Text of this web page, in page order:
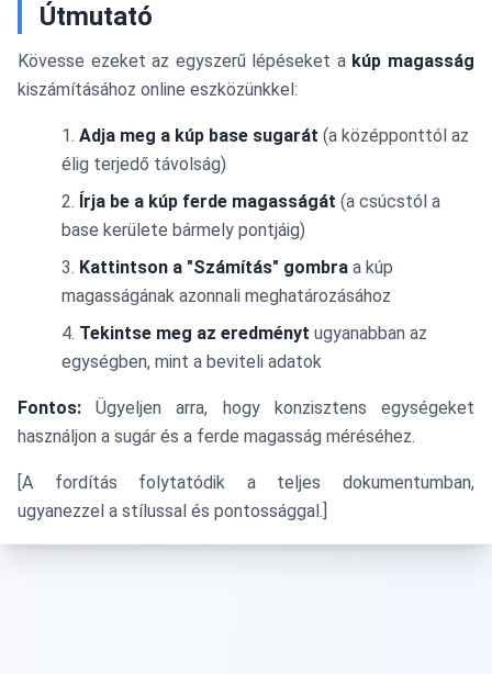
Útmutató
Kövesse ezeket az egyszerű lépéseket a kúp magasság
kiszámításához online eszközünkkel:
Adja meg a kúp base sugarát (a középponttól az
élig terjedő távolság)
Írja be a kúp ferde magasságát (a csúcstól a
base kerülete bármely pontjáig)
Kattintson a "Számítás" gombra a kúp
magasságának azonnali meghatározásához
Tekintse meg az eredményt ugyanabban az
egységben, mint a beviteli adatok
Fontos: Ügyeljen arra, hogy konzisztens egységeket
használjon a sugár és a ferde magasság méréséhez.
[A fordítás folytatódik a teljes dokumentumban,
ugyanezzel a stílussal és pontossággal.]